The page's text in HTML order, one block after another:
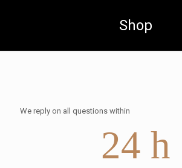
Shop
We reply on all questions within
24 h